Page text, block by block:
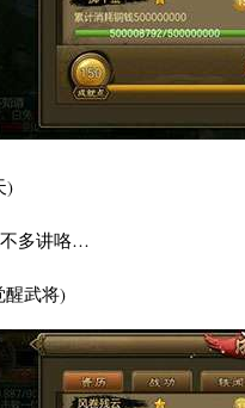
)
多讲咯…
武将)